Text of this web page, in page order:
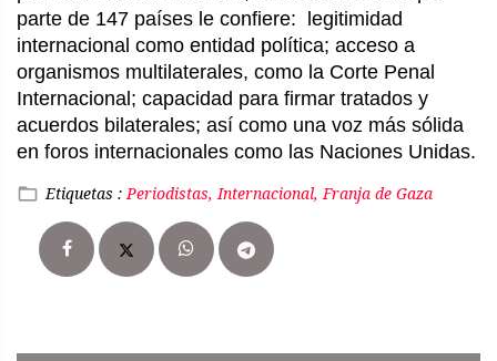
parte de 147 países le confiere: legitimidad
internacional como entidad política; acceso a
organismos multilaterales, como la Corte Penal
Internacional; capacidad para firmar tratados y
acuerdos bilaterales; así como una voz más sólida
en foros internacionales como las Naciones Unidas.
Etiquetas : Periodistas, Internacional, Franja de Gaza